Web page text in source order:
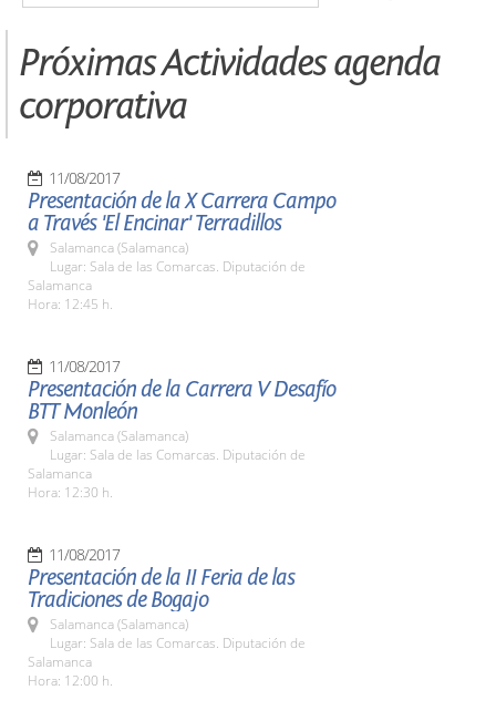
Próximas Actividades agenda
corporativa
11/08/2017
Presentación de la X Carrera Campo
a Través 'El Encinar' Terradillos
Salamanca (Salamanca)
Lugar: Sala de las Comarcas. Diputación de
Salamanca
Hora: 12:45 h.
11/08/2017
Presentación de la Carrera V Desafío
BTT Monleón
Salamanca (Salamanca)
Lugar: Sala de las Comarcas. Diputación de
Salamanca
Hora: 12:30 h.
11/08/2017
Presentación de la II Feria de las
Tradiciones de Bogajo
Salamanca (Salamanca)
Lugar: Sala de las Comarcas. Diputación de
Salamanca
Hora: 12:00 h.